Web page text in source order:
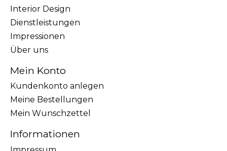
Interior Design
Dienstleistungen
Impressionen
Über uns
Mein Konto
Kundenkonto anlegen
Meine Bestellungen
Mein Wunschzettel
Informationen